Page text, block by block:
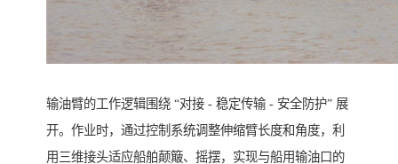
输油臂的工作逻辑围绕 “对接 - 稳定传输 - 安全防护” 展
开。作业时，通过控制系统调整伸缩臂长度和角度，利
用三维接头适应船舶颠簸、摇摆，实现与船用输油口的